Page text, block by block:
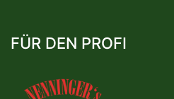
FÜR DEN PROFI